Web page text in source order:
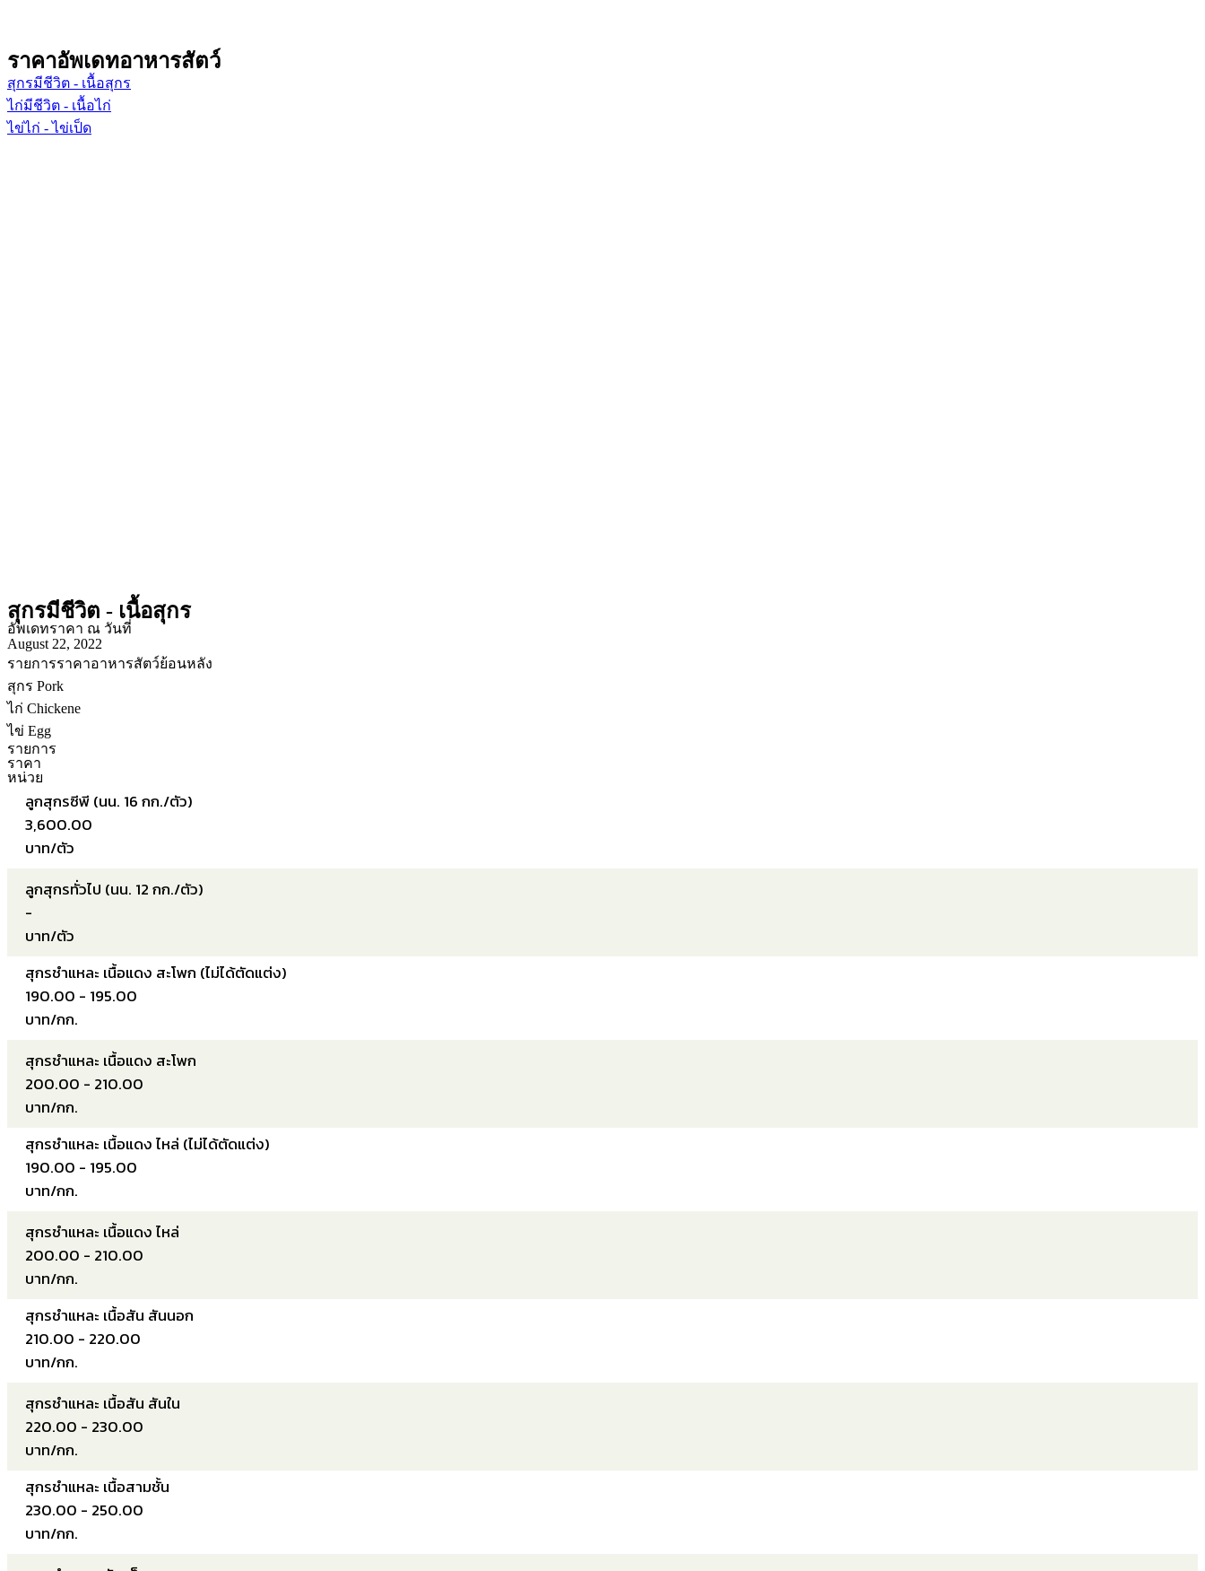
ราคาอัพเดทอาหารสัตว์
สุกรมีชีวิต - เนื้อสุกร
ไก่มีชีวิต - เนื้อไก่
ไข่ไก่ - ไข่เป็ด
สุกรมีชีวิต - เนื้อสุกร
อัพเดทราคา ณ วันที่
August 22, 2022
รายการราคาอาหารสัตว์ย้อนหลัง
สุกร Pork
ไก่ Chickene
ไข่ Egg
รายการ
ราคา
หน่วย
ลูกสุกรซีพี (นน. 16 กก./ตัว)
3,600.00
บาท/ตัว
ลูกสุกรทั่วไป (นน. 12 กก./ตัว)
-
บาท/ตัว
สุกรชำแหละ เนื้อแดง สะโพก (ไม่ได้ตัดแต่ง)
190.00 - 195.00
บาท/กก.
สุกรชำแหละ เนื้อแดง สะโพก
200.00 - 210.00
บาท/กก.
สุกรชำแหละ เนื้อแดง ไหล่ (ไม่ได้ตัดแต่ง)
190.00 - 195.00
บาท/กก.
สุกรชำแหละ เนื้อแดง ไหล่
200.00 - 210.00
บาท/กก.
สุกรชำแหละ เนื้อสัน สันนอก
210.00 - 220.00
บาท/กก.
สุกรชำแหละ เนื้อสัน สันใน
220.00 - 230.00
บาท/กก.
สุกรชำแหละ เนื้อสามชั้น
230.00 - 250.00
บาท/กก.